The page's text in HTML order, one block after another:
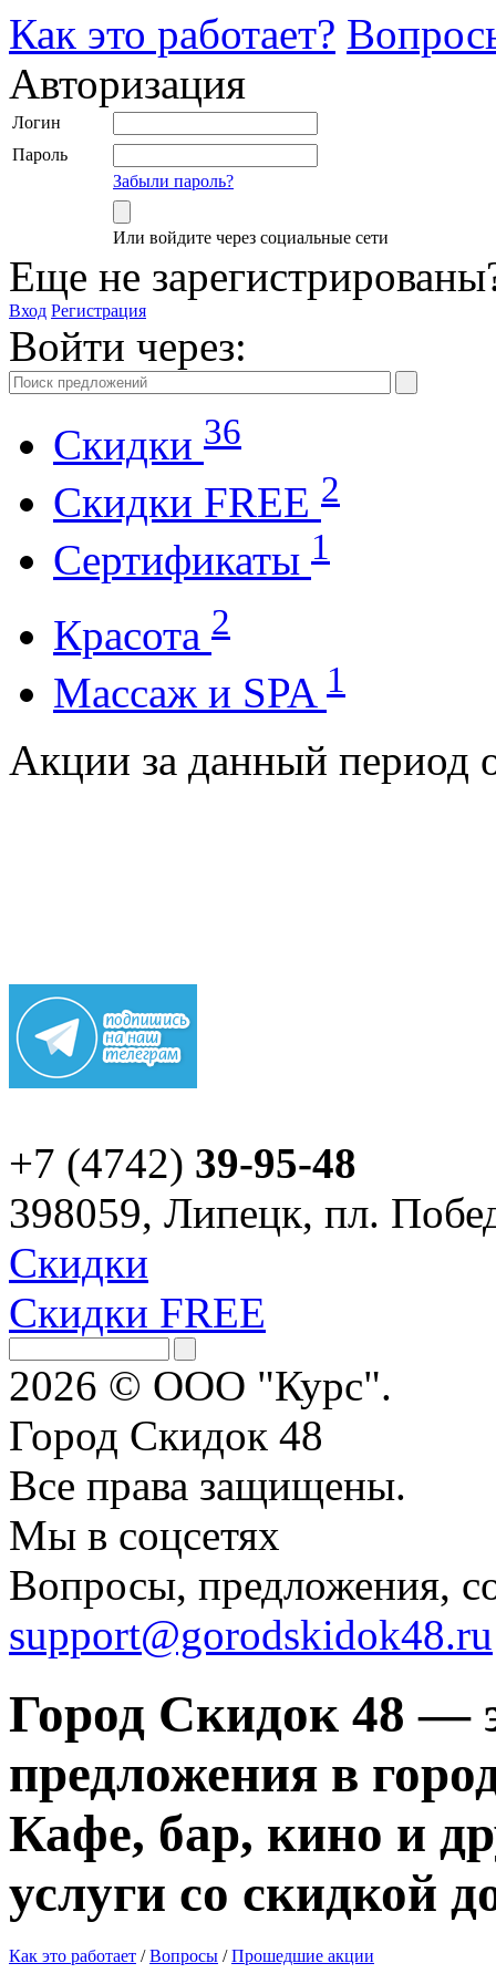
Как это работает?
Авторизация
Логин
Пароль
Забыли пароль?
Или войдите через социальные сети
Еще не
Вход Регистрация
Войти через:
Скидки 36
Cкидки FREE 2
Cертификаты 1
Красота 2
Массаж и SPA 1
Акции за данный период
+7 (4742) 39-95-48
398059, Липецк, пл.
Скидки
Скидки FREE
2026 © ООО "Курс".
Город Скидок 48
Все права защищены.
Мы в соцсетях
Вопросы, предложения,
support@gorodskidok48.ru
Город Скидок 48 —
предложения в
Кафе, бар, кино и
услуги со скидкой
Как это работает / Вопросы / Прошедшие акции